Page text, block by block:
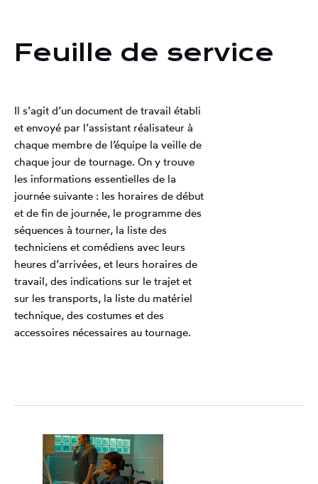
Feuille de service
Il s’agit d’un document de travail établi
et envoyé par l’assistant réalisateur à
chaque membre de l’équipe la veille de
chaque jour de tournage. On y trouve
les informations essentielles de la
journée suivante : les horaires de début
et de fin de journée, le programme des
séquences à tourner, la liste des
techniciens et comédiens avec leurs
heures d’arrivées, et leurs horaires de
travail, des indications sur le trajet et
sur les transports, la liste du matériel
technique, des costumes et des
accessoires nécessaires au tournage.